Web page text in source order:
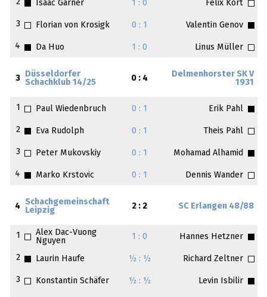
2 Isaac Garner 1 : 0 Felix Kort
3 Florian von Krosigk 0 : 1 Valentin Genov
4 Da Huo 1 : 0 Linus Müller
3
Düsseldorfer
Schachklub 14/25
0 : 4
Delmenhorster SK V
1931
1 Paul Wiedenbruch 0 : 1 Erik Pahl
2 Eva Rudolph 0 : 1 Theis Pahl
3 Peter Mukovskiy 0 : 1 Mohamad Alhamid
4 Marko Krstovic 0 : 1 Dennis Wander
4
Schachgemeinschaft
Leipzig
2 : 2 SC Erlangen 48/88
1
Alex Dac-Vuong
Nguyen
1 : 0 Hannes Hetzner
2 Laurin Haufe ½ : ½ Richard Zeltner
3 Konstantin Schäfer ½ : ½ Levin Isbilir